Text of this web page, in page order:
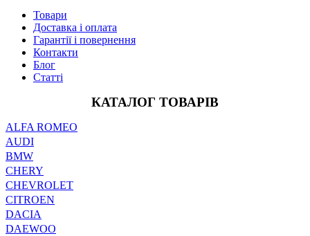
Товари
Доставка і оплата
Гарантії і повернення
Контакти
Блог
Статті
КАТАЛОГ ТОВАРІВ
ALFA ROMEO
AUDI
BMW
CHERY
CHEVROLET
CITROEN
DACIA
DAEWOO